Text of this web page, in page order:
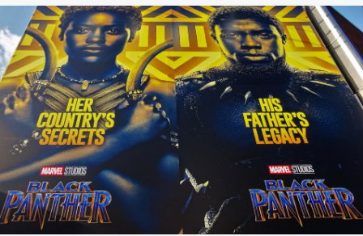
LES
COMICS,
UN
UNIVERS
DE
DESSEINS
POLITIQUES